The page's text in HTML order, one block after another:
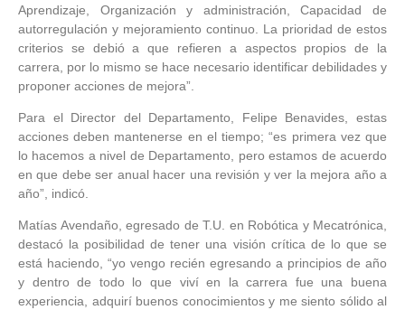
Aprendizaje, Organización y administración, Capacidad de
autorregulación y mejoramiento continuo. La prioridad de estos
criterios se debió a que refieren a aspectos propios de la
carrera, por lo mismo se hace necesario identificar debilidades y
proponer acciones de mejora”.
Para el Director del Departamento, Felipe Benavides, estas
acciones deben mantenerse en el tiempo; “es primera vez que
lo hacemos a nivel de Departamento, pero estamos de acuerdo
en que debe ser anual hacer una revisión y ver la mejora año a
año”, indicó.
Matías Avendaño, egresado de T.U. en Robótica y Mecatrónica,
destacó la posibilidad de tener una visión crítica de lo que se
está haciendo, “yo vengo recién egresando a principios de año
y dentro de todo lo que viví en la carrera fue una buena
experiencia, adquirí buenos conocimientos y me siento sólido al